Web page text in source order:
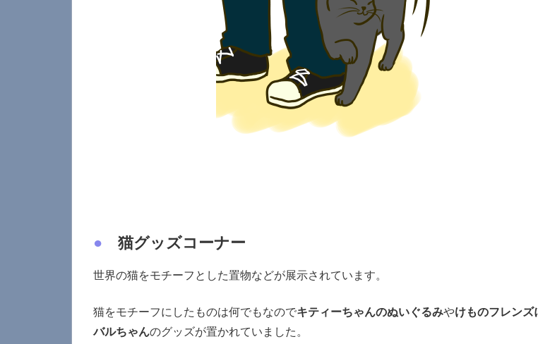
● 猫グッズコーナー
世界の猫をモチーフとした置物などが展示されています。
猫をモチーフにしたものは何でもなのでキティーちゃんのぬいぐるみやけものフレンズ
バルちゃんのグッズが置かれていました。